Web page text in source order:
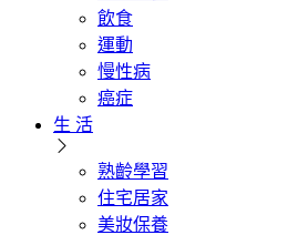
飲食
運動
慢性病
癌症
生 活
熟齡學習
住宅居家
美妝保養